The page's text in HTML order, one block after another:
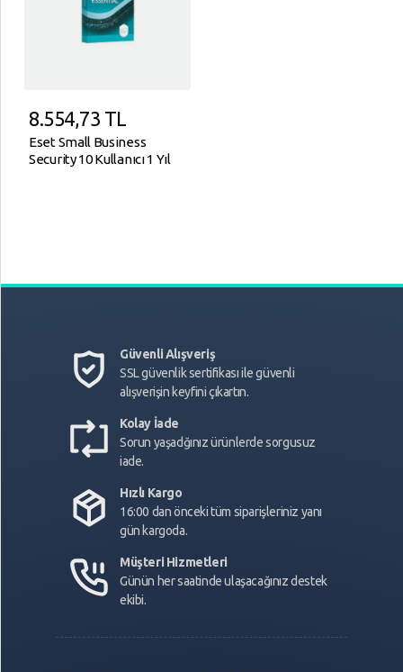
8.554,73 TL
Eset Small Business
Security 10 Kullanıcı 1 Yıl
Güvenli Alışveriş
SSL güvenlik sertifikası ile güvenli
alışverişin keyfini çıkartın.
Kolay İade
Sorun yaşadğınız ürünlerde sorgusuz
iade.
Hızlı Kargo
16:00 dan önceki tüm siparişleriniz yanı
gün kargoda.
Müşteri Hizmetleri
Günün her saatinde ulaşacağınız destek
ekibi.